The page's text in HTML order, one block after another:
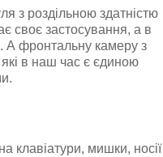
з роздільною здатністю
своє застосування, а в
А фронтальну камеру з
які в наш час є єдиною
клавіатури, мишки, носії